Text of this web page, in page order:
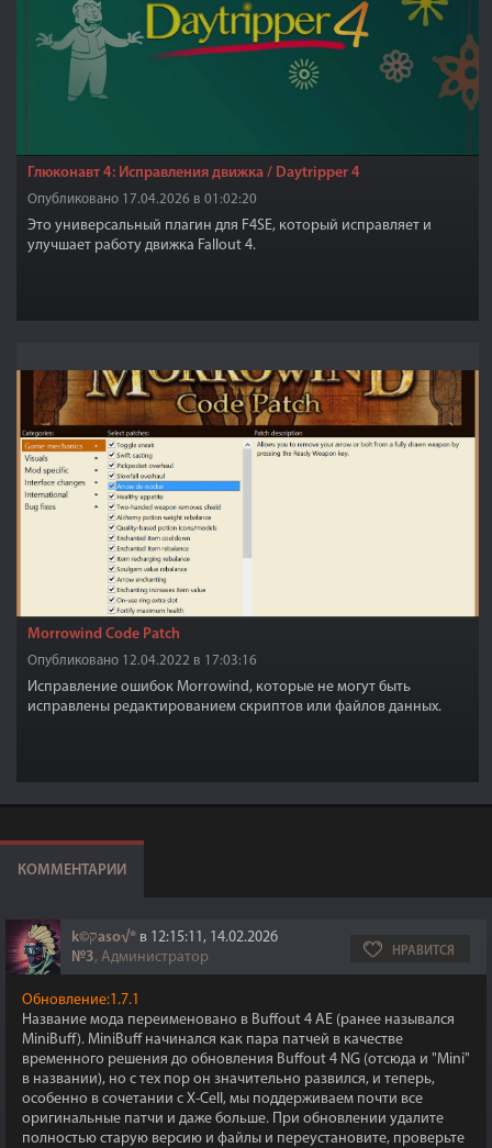
Глюконавт 4: Исправления движка / Daytripper 4
Опубликовано 17.04.2026 в 01:02:20
Это универсальный плагин для F4SE, который исправляет и
улучшает работу движка Fallout 4.
Morrowind Code Patch
Опубликовано 12.04.2022 в 17:03:16
Исправление ошибок Morrowind, которые не могут быть
исправлены редактированием скриптов или файлов данных.
КОММЕНТАРИИ
k©קaso√® в 12:15:11, 14.02.2026
№3, Администратор НРАВИТСЯ
Обновление:1.7.1
Название мода переименовано в Buffout 4 AE (ранее назывался
MiniBuff). MiniBuff начинался как пара патчей в качестве
временного решения до обновления Buffout 4 NG (отсюда и "Mini"
в названии), но с тех пор он значительно развился, и теперь,
особенно в сочетании с X-Cell, мы поддерживаем почти все
оригинальные патчи и даже больше. При обновлении удалите
полностью старую версию и файлы и переустановите, проверьте